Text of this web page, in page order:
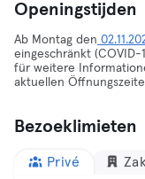
Openingstijden
Ab Montag den
eingeschränkt
für weitere
aktuellen
Bezoeklimieten
Privé